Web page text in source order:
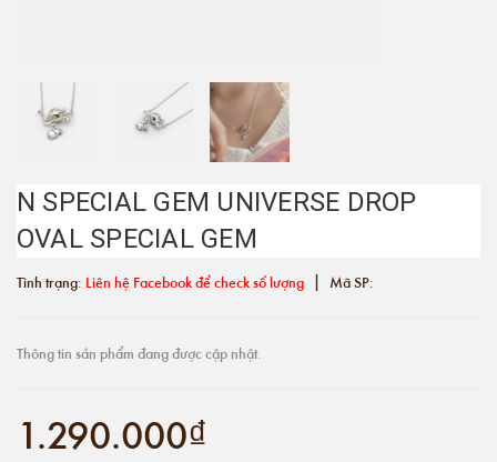
N SPECIAL GEM UNIVERSE DROP
OVAL SPECIAL GEM
Tình trạng: Liên hệ Facebook để check số lượng | Mã SP:
Thông tin sản phẩm đang được cập nhật.
1.290.000₫